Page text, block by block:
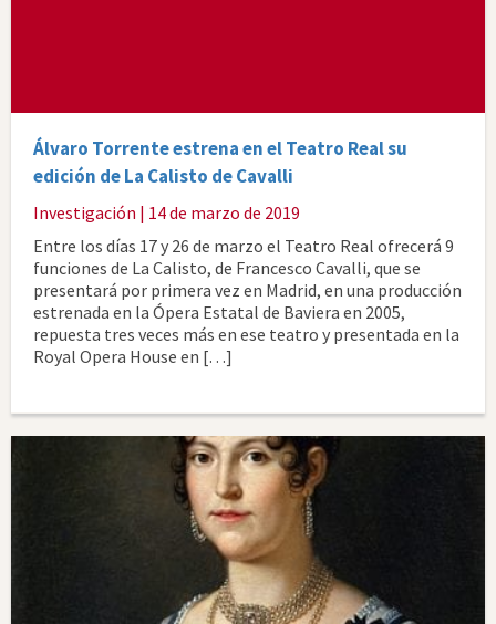
Álvaro Torrente estrena en el Teatro Real su
edición de La Calisto de Cavalli
Investigación | 14 de marzo de 2019
Entre los días 17 y 26 de marzo el Teatro Real ofrecerá 9
funciones de La Calisto, de Francesco Cavalli, que se
presentará por primera vez en Madrid, en una producción
estrenada en la Ópera Estatal de Baviera en 2005,
repuesta tres veces más en ese teatro y presentada en la
Royal Opera House en […]